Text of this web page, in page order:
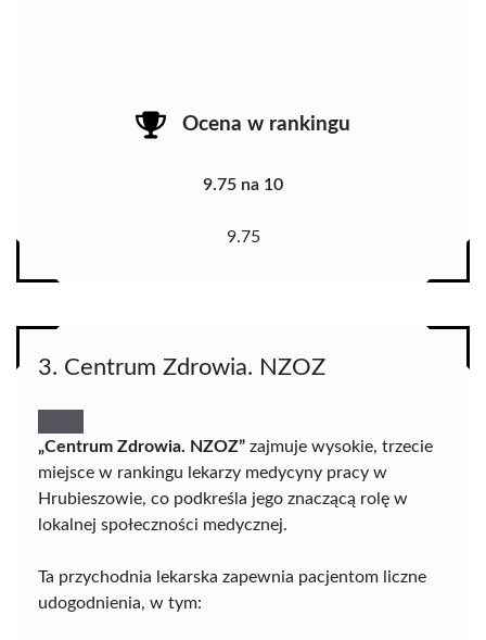
Ocena w rankingu
9.75 na 10
9.75
3. Centrum Zdrowia. NZOZ
„Centrum Zdrowia. NZOZ” zajmuje wysokie, trzecie
miejsce w rankingu lekarzy medycyny pracy w
Hrubieszowie, co podkreśla jego znaczącą rolę w
lokalnej społeczności medycznej.
Ta przychodnia lekarska zapewnia pacjentom liczne
udogodnienia, w tym: